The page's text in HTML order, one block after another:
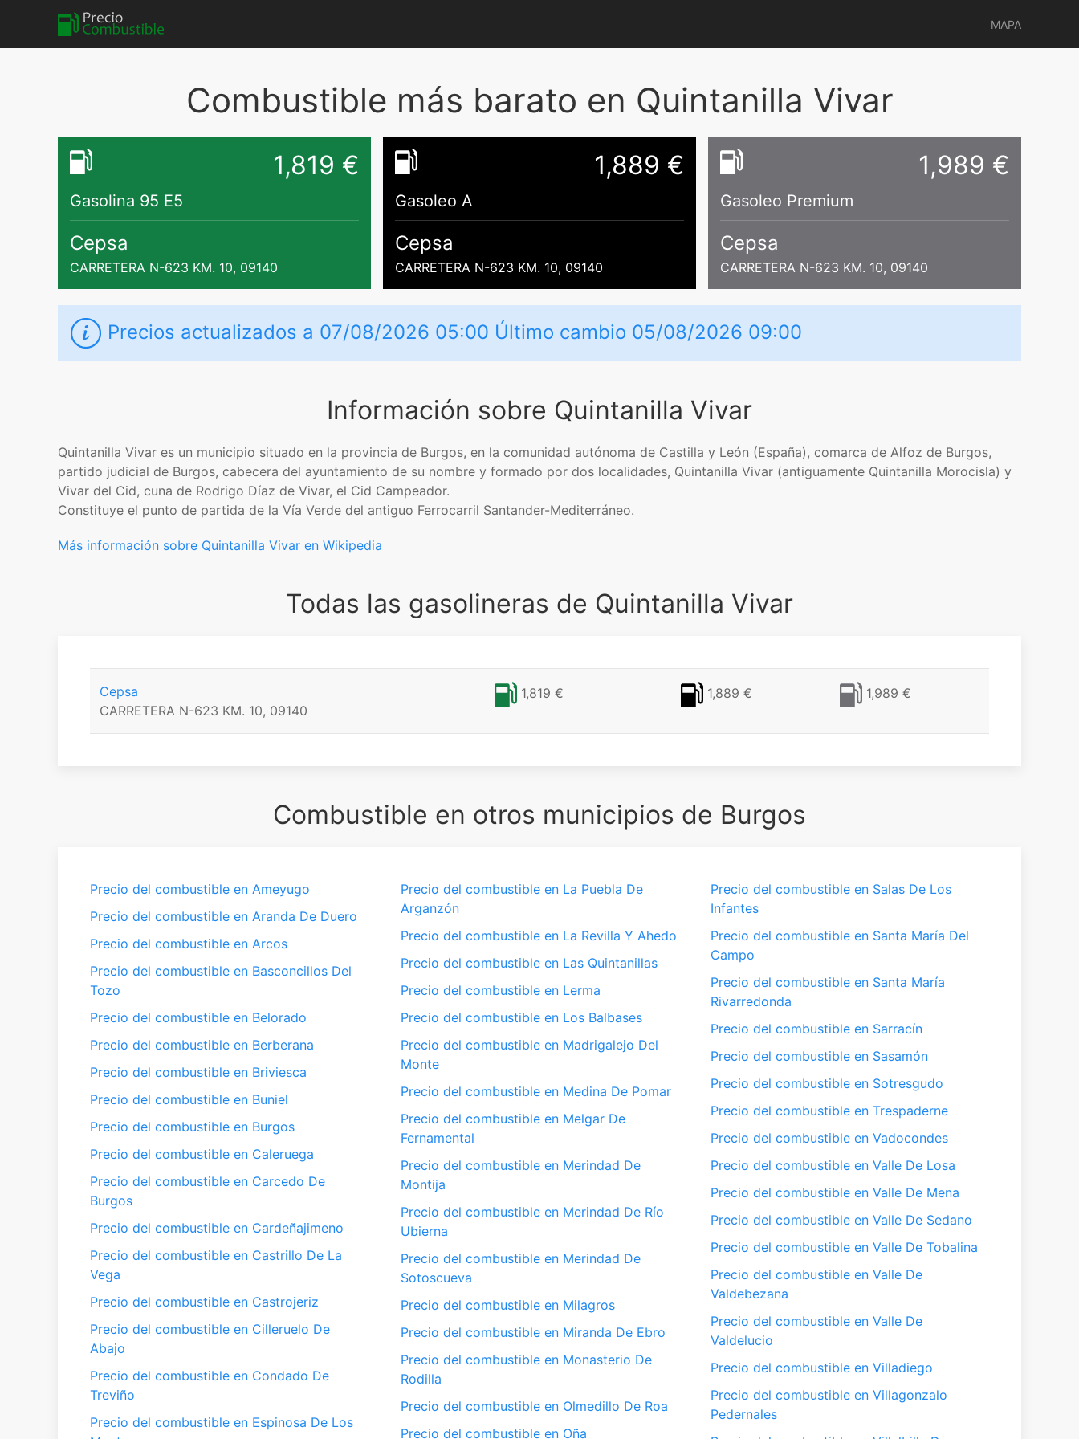
MAPA
Combustible más barato en Quintanilla Vivar
1,819 €
Gasolina 95 E5
Cepsa
CARRETERA N-623 KM. 10, 09140
1,889 €
Gasoleo A
Cepsa
CARRETERA N-623 KM. 10, 09140
1,989 €
Gasoleo Premium
Cepsa
CARRETERA N-623 KM. 10, 09140
Precios actualizados a 07/08/2026 05:00 Último cambio 05/08/2026 09:00
Información sobre Quintanilla Vivar
Quintanilla Vivar es un municipio​ situado en la provincia de Burgos, en la comunidad autónoma de Castilla y León (España), comarca de Alfoz de Burgos,
partido judicial de Burgos, cabecera del ayuntamiento de su nombre y formado por dos localidades, Quintanilla Vivar (antiguamente Quintanilla Morocisla) y
Vivar del Cid, cuna de Rodrigo Díaz de Vivar, el Cid Campeador.
Constituye el punto de partida de la Vía Verde del antiguo Ferrocarril Santander-Mediterráneo.​
Más información sobre Quintanilla Vivar en Wikipedia
Todas las gasolineras de Quintanilla Vivar
Cepsa
CARRETERA N-623 KM. 10, 09140
1,819 € 1,889 € 1,989 €
Combustible en otros municipios de Burgos
Precio del combustible en Ameyugo
Precio del combustible en Aranda De Duero
Precio del combustible en Arcos
Precio del combustible en Basconcillos Del
Tozo
Precio del combustible en Belorado
Precio del combustible en Berberana
Precio del combustible en Briviesca
Precio del combustible en Buniel
Precio del combustible en Burgos
Precio del combustible en Caleruega
Precio del combustible en Carcedo De
Burgos
Precio del combustible en Cardeñajimeno
Precio del combustible en Castrillo De La
Vega
Precio del combustible en Castrojeriz
Precio del combustible en Cilleruelo De
Abajo
Precio del combustible en Condado De
Treviño
Precio del combustible en Espinosa De Los
Precio del combustible en La Puebla De
Arganzón
Precio del combustible en La Revilla Y Ahedo
Precio del combustible en Las Quintanillas
Precio del combustible en Lerma
Precio del combustible en Los Balbases
Precio del combustible en Madrigalejo Del
Monte
Precio del combustible en Medina De Pomar
Precio del combustible en Melgar De
Fernamental
Precio del combustible en Merindad De
Montija
Precio del combustible en Merindad De Río
Ubierna
Precio del combustible en Merindad De
Sotoscueva
Precio del combustible en Milagros
Precio del combustible en Miranda De Ebro
Precio del combustible en Monasterio De
Rodilla
Precio del combustible en Olmedillo De Roa
Precio del combustible en Oña
Precio del combustible en Salas De Los
Infantes
Precio del combustible en Santa María Del
Campo
Precio del combustible en Santa María
Rivarredonda
Precio del combustible en Sarracín
Precio del combustible en Sasamón
Precio del combustible en Sotresgudo
Precio del combustible en Trespaderne
Precio del combustible en Vadocondes
Precio del combustible en Valle De Losa
Precio del combustible en Valle De Mena
Precio del combustible en Valle De Sedano
Precio del combustible en Valle De Tobalina
Precio del combustible en Valle De
Valdebezana
Precio del combustible en Valle De
Valdelucio
Precio del combustible en Villadiego
Precio del combustible en Villagonzalo
Pedernales